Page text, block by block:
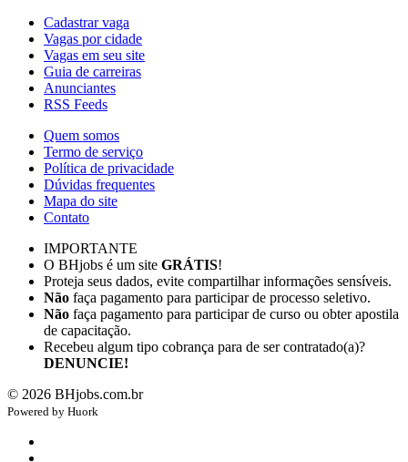
Cadastrar vaga
Vagas por cidade
Vagas em seu site
Guia de carreiras
Anunciantes
RSS Feeds
Quem somos
Termo de serviço
Política de privacidade
Dúvidas frequentes
Mapa do site
Contato
IMPORTANTE
O BHjobs é um site GRÁTIS!
Proteja seus dados, evite compartilhar informações sensíveis.
Não faça pagamento para participar de processo seletivo.
Não faça pagamento para participar de curso ou obter apostila
de capacitação.
Recebeu algum tipo cobrança para de ser contratado(a)?
DENUNCIE!
© 2026 BHjobs.com.br
Powered by Huork